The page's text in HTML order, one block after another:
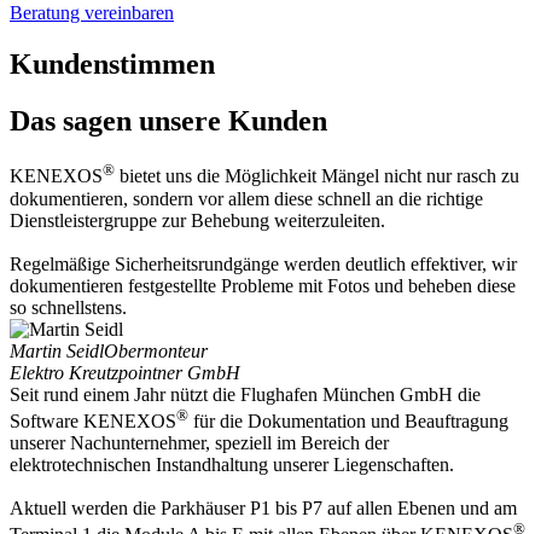
Beratung vereinbaren
Kundenstimmen
Das sagen unsere Kunden
KENEXOS® bietet uns die Möglichkeit Mängel nicht nur rasch zu
dokumentieren, sondern vor allem diese schnell an die richtige
Dienstleistergruppe zur Behebung weiterzuleiten.
Regelmäßige Sicherheitsrundgänge werden deutlich effektiver, wir
dokumentieren festgestellte Probleme mit Fotos und beheben diese
so schnellstens.
Martin SeidlObermonteur
Elektro Kreutzpointner GmbH
Seit rund einem Jahr nützt die Flughafen München GmbH die
Software KENEXOS® für die Dokumentation und Beauftragung
unserer Nachunternehmer, speziell im Bereich der
elektrotechnischen Instandhaltung unserer Liegenschaften.
Aktuell werden die Parkhäuser P1 bis P7 auf allen Ebenen und am
®